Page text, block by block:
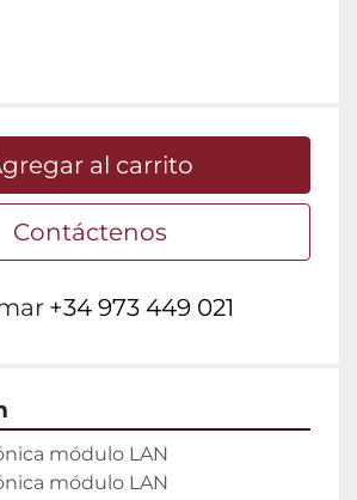
al carrito
Contáctenos
+34 973 449 021
módulo LAN
módulo LAN